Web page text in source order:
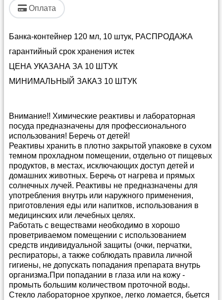
Оплата
Банка-контейнер 120 мл, 10 штук, РАСПРОДАЖА
гарантийный срок хранения истек
ЦЕНА УКАЗАНА ЗА 10 ШТУК
МИНИМАЛЬНЫЙ ЗАКАЗ 10 ШТУК
Внимание!! Химические реактивы и лабораторная
посуда предназначены для профессионального
использования! Беречь от детей!
Реактивы хранить в плотно закрытой упаковке в сухом
темном прохладном помещении, отдельно от пищевых
продуктов, в местах, исключающих доступ детей и
домашних животных. Беречь от нагрева и прямых
солнечных лучей. Реактивы не предназначены для
употребления внутрь или наружного применения,
приготовления еды или напитков, использования в
медицинских или лечебных целях.
Работать с веществами необходимо в хорошо
проветриваемом помещении с использованием
средств индивидуальной защиты (очки, перчатки,
респираторы, а также соблюдать правила личной
гигиены, не допускать попадания препарата внутрь
организма.При попадании в глаза или на кожу -
промыть большим количеством проточной воды.
Стекло лабораторное хрупкое, легко ломается, бьется